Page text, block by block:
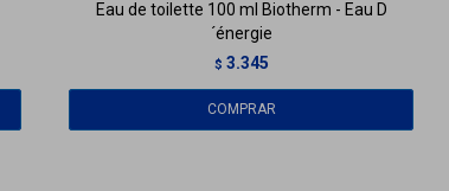
Eau de toilette 100 ml Biotherm - Eau D
´énergie
$ 3.345